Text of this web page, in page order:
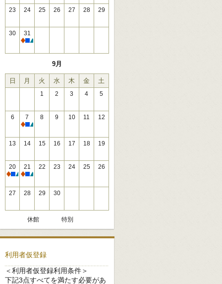
23 24 25 26 27 28 29
30
31
休館
9月
日 月 火 水 木 金 土
1 2 3 4 5
6
7
休館
8 9 10 11 12
13 14 15 16 17 18 19
20
休館
21
休館
22 23 24 25 26
27 28 29 30
休館 特別
利用者仮登録
＜利用者仮登録利用条件＞
下記3点すべてを満たす必要があ